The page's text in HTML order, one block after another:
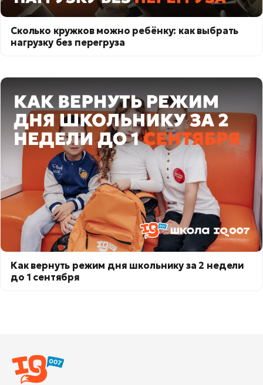
Сколько кружков можно ребёнку: как выбрать
нагрузку без перегруза
Как вернуть режим дня школьнику за 2 недели
до 1 сентября